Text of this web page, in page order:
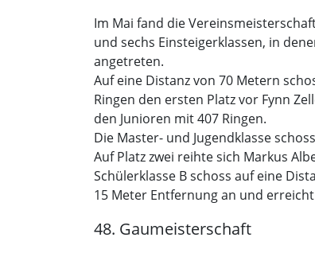
Im Mai fand die
und sechs Einsteigerklassen, in
angetreten.
Auf eine Distanz von 70 Metern
Ringen den ersten Platz vor Fynn
den Junioren mit 407 Ringen.
Die Master- und Jugendklasse
Auf Platz zwei reihte sich Markus
Schülerklasse B schoss auf eine
15 Meter Entfernung an und
48. Gaumeisterschaft